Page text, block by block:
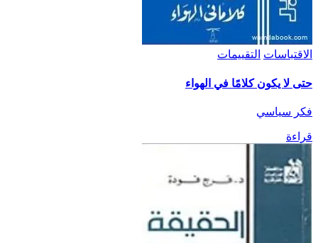
الاقتباسات التقييمات
حتى لا يكون كلامًا في الهواء
فكر سياسي
قراءة